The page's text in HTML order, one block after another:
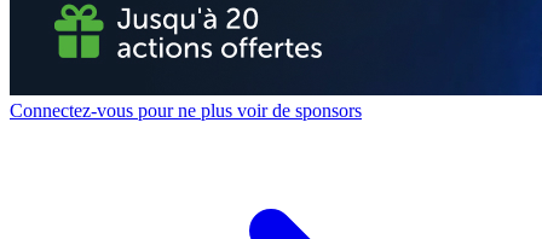
Connectez-vous pour ne plus voir de sponsors